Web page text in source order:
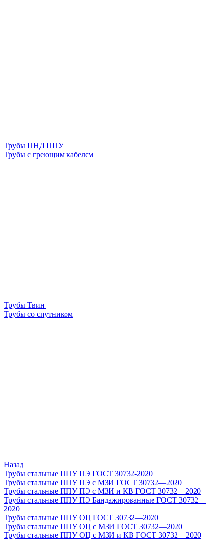
Трубы ПНД ППУ
Трубы с греющим кабелем
Трубы Твин
Трубы со спутником
Назад
Трубы стальные ППУ ПЭ ГОСТ 30732-2020
Трубы стальные ППУ ПЭ с МЗИ ГОСТ 30732—2020
Трубы стальные ППУ ПЭ с МЗИ и КВ ГОСТ 30732—2020
Трубы стальные ППУ ПЭ Бандажированные ГОСТ 30732—
2020
Трубы стальные ППУ ОЦ ГОСТ 30732—2020
Трубы стальные ППУ ОЦ с МЗИ ГОСТ 30732—2020
Трубы стальные ППУ ОЦ с МЗИ и КВ ГОСТ 30732—2020